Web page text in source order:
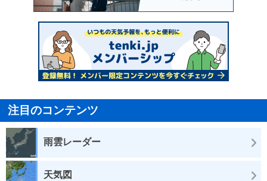
注目のコンテンツ
雨雲レーダー
天気図